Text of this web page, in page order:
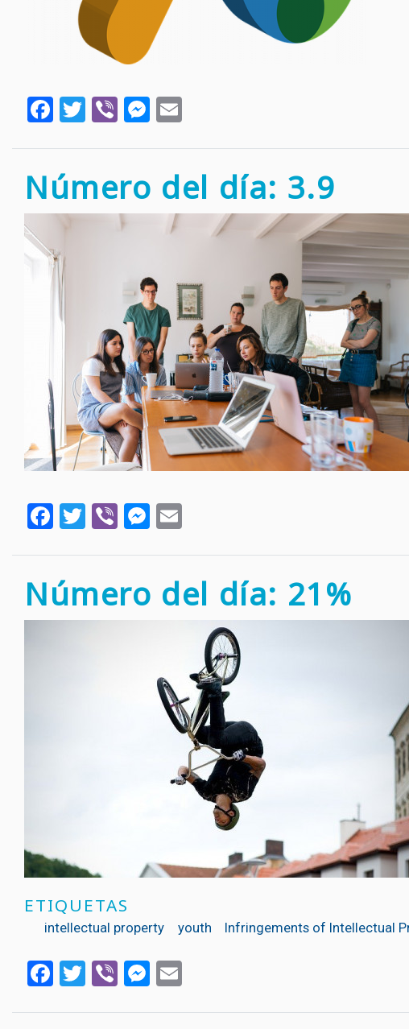
Facebook
Twitter
ViberMessenger
Número del día: 3.9
Facebook
Twitter
ViberMessenger
Número del día: 21%
ETIQUETAS
intellectual property youth Infringements of Intellectual
Facebook
Twitter
ViberMessenger